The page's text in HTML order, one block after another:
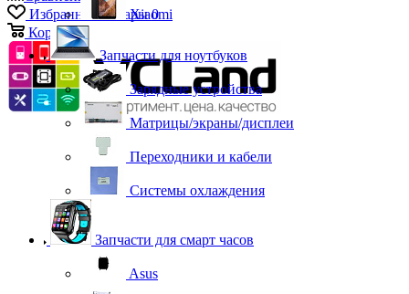
Избранные товары 0
Корзина 0
Xiaomi
Запчасти для ноутбуков
Зарядные устройства
Матрицы/экраны/дисплеи
Переходники и кабели
Системы охлаждения
Запчасти для смарт часов
Asus